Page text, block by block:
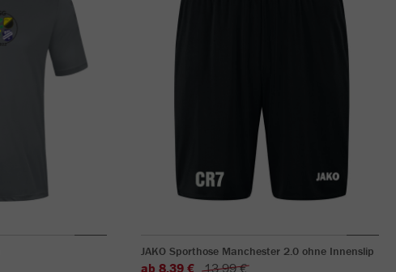
JAKO Sporthose Manchester 2.0 ohne Innenslip
ab 8,39 € 13,99 €